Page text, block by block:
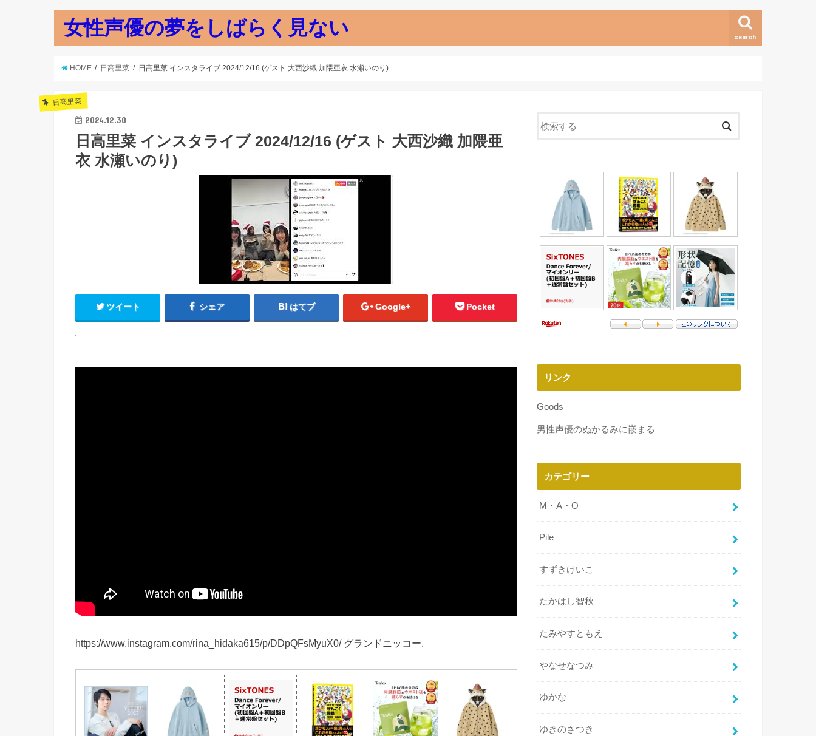
女性声優の夢をしばらく見ない search
HOME 日高里菜 日高里菜 インスタライブ 2024/12/16 (ゲスト 大西沙織 加隈亜衣 水瀬いのり)
日高里菜
2024.12.30
日高里菜 インスタライブ 2024/12/16 (ゲスト 大西沙織 加隈亜
衣 水瀬いのり)
ツイート シェア はてブ Google+ Pocket
https://www.instagram.com/rina_hidaka615/p/DDpQFsMyuX0/ グランドニッコー.
リンク
Goods
男性声優のぬかるみに嵌まる
カテゴリー
M・A・O
Pile
すずきけいこ
たかはし智秋
たみやすともえ
やなせなつみ
ゆかな
ゆきのさつき